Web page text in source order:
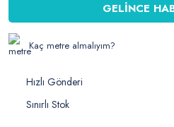
GELİNCE
Kaç metre almalıyım?
Hızlı Gönderi
Sınırlı Stok